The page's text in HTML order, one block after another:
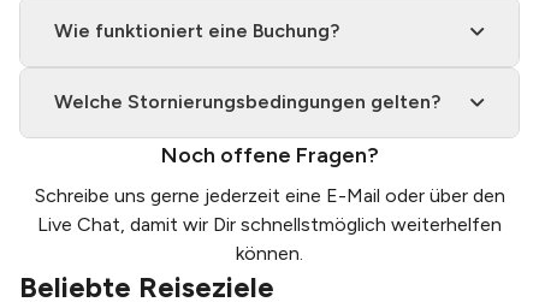
Wie funktioniert eine Buchung?
Welche Stornierungsbedingungen gelten?
Noch offene Fragen?
Schreibe uns gerne jederzeit eine E-Mail oder über den
Live Chat, damit wir Dir schnellstmöglich weiterhelfen
können.
Beliebte Reiseziele